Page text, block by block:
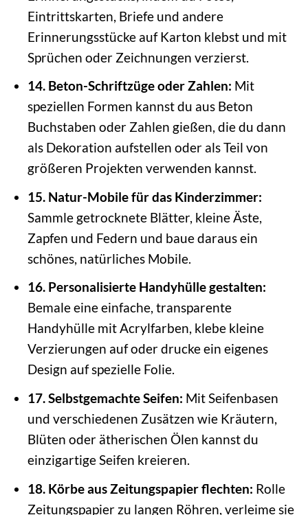
Eintrittskarten, Briefe und andere
Erinnerungsstücke auf Karton klebst und mit
Sprüchen oder Zeichnungen verzierst.
14. Beton-Schriftzüge oder Zahlen: Mit
speziellen Formen kannst du aus Beton
Buchstaben oder Zahlen gießen, die du dann
als Dekoration aufstellen oder als Teil von
größeren Projekten verwenden kannst.
15. Natur-Mobile für das Kinderzimmer:
Sammle getrocknete Blätter, kleine Äste,
Zapfen und Federn und baue daraus ein
schönes, natürliches Mobile.
16. Personalisierte Handyhülle gestalten:
Bemale eine einfache, transparente
Handyhülle mit Acrylfarben, klebe kleine
Verzierungen auf oder drucke ein eigenes
Design auf spezielle Folie.
17. Selbstgemachte Seifen: Mit Seifenbasen
und verschiedenen Zusätzen wie Kräutern,
Blüten oder ätherischen Ölen kannst du
einzigartige Seifen kreieren.
18. Körbe aus Zeitungspapier flechten: Rolle
Zeitungspapier zu langen Röhren, verleime sie